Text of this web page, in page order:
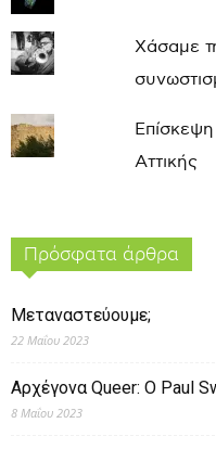
Χάσαμε
Αττικής
Πρόσφατα άρθρα
Μεταναστεύουμε;
22 Μαΐου 2023
Αρχέγονα Queer: O Paul
8 Μαΐου 2023